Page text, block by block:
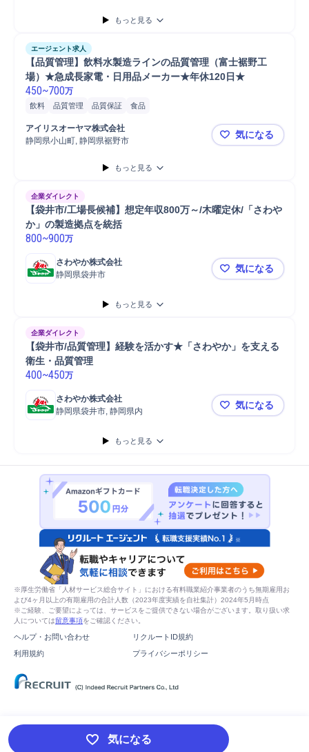
もっと見る
エージェント求人
【品質管理】飲料水製造ラインの品質管理（富士裾野工
450~700万
飲料 品質管理 品質保証 食品
アイリスオーヤマ株式会社
静岡県小山町, 静岡県裾野市
【品質管理
気になる
もっと見る
企業ダイレクト
【袋井市/工場長候補】想定年収800万～/木曜定休/「さわや
か」の製造拠点を統括
800~900万
さわやか株式会社
静岡県袋井市
【袋井市/工
気になる
もっと見る
企業ダイレクト
【袋井市/品質管理】経験を活かす★「さわやか」を支える
衛生・品質管理
400~450万
さわやか株式会社
静岡県袋井市, 静岡県内
【袋井市/
気になる
もっと見る
気になる
※厚生労働省「人材サービス総合サイト」における有料職業紹介事業者のうち無期雇用お
よび4ヶ月以上の有期雇用の合計人数（2023年度実績を自社集計）2024年5月時点
※ご経験、ご要望によっては、サービスをご提供できない場合がございます。取り扱い求
人については留意事項をご確認ください。
ヘルプ・お問い合わせ
リクルートID規約
利用規約
プライバシーポリシー